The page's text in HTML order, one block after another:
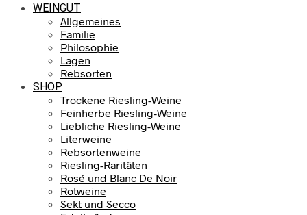
WEINGUT
Allgemeines
Familie
Philosophie
Lagen
Rebsorten
SHOP
Trockene Riesling-Weine
Feinherbe Riesling-Weine
Liebliche Riesling-Weine
Literweine
Rebsortenweine
Riesling-Raritäten
Rosé und Blanc De Noir
Rotweine
Sekt und Secco